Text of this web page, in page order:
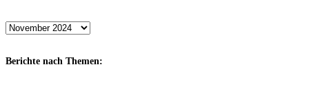
Archiv
Monaten:
Berichte nach Themen: